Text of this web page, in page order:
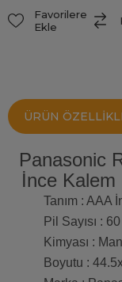
Favorilere
Ekle
ÜRÜN
Panasonic
İnce Kalem
Tanım : AAA
Pil Sayısı :
Kimyası :
Boyutu :